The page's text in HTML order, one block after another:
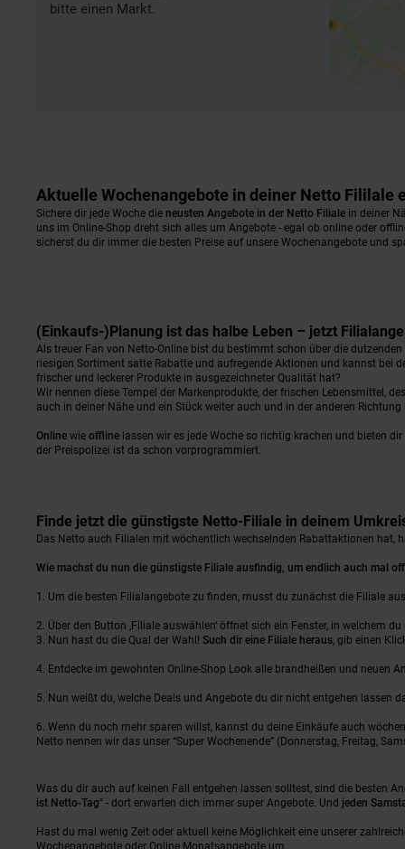
bitte einen Markt.
Aktuelle Wochenangebote in deiner Netto Fililale
Sichere dir jede Woche die neusten Angebote in der Netto Filiale in deiner
uns im Online-Shop dreht sich alles um Angebote - egal ob online oder
sicherst du dir immer die besten Preise auf unsere Wochenangebote und
(Einkaufs-)Planung ist das halbe Leben – jetzt
Als treuer Fan von Netto-Online bist du bestimmt schon über die
riesigen Sortiment satte Rabatte und aufregende Aktionen und kannst bei
frischer und leckerer Produkte in ausgezeichneter Qualität hat?
Wir nennen diese Tempel der Markenprodukte, der frischen Lebensmittel,
auch in deiner Nähe und ein Stück weiter auch und in der anderen
Online wie offline lassen wir es jede Woche so richtig krachen und bieten
der Preispolizei ist da schon vorprogrammiert.
Finde jetzt die günstigste Netto-Filiale in deinem
Das Netto auch Filialen mit wöchentlich wechselnden Rabattaktionen hat,
Wie machst du nun die günstigste Filiale ausfindig, um endlich auch mal
Um die besten Filialangebote zu finden, musst du zunächst die Filiale
Über den Button ‚Filiale auswählen‘ öffnet sich ein Fenster, in welchem du
Nun hast du die Qual der Wahl! Such dir eine Filiale heraus, gib einen
Entdecke im gewohnten Online-Shop Look alle brandheißen und neuen
Nun weißt du, welche Deals und Angebote du dir nicht entgehen lassen
Wenn du noch mehr sparen willst, kannst du deine Einkäufe auch
Netto nennen wir das unser “Super Wochenende” (Donnerstag, Freitag,
Was du dir auch auf keinen Fall entgehen lassen solltest, sind die besten
ist Netto-Tag" - dort erwarten dich immer super Angebote. Und jeden
Hast du mal wenig Zeit oder aktuell keine Möglichkeit eine unserer
Wochenangebote oder Online Monatsangebote um.